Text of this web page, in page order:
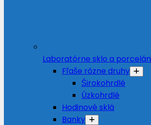
Laboratórne sklo a porcelán
Fľaše rôzne druhy
Širokohrdlé
Úzkohrdlé
Hodinové sklá
Banky